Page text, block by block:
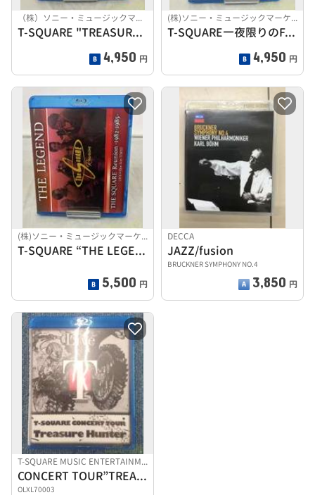
（株）ソニー・ミュージックマーケティング)
T-SQUARE "TREASURE HUNTER"【BLU
4,950 円
(株)ソニー・ミュージックマーケティング)
T-SQUARE一夜限りのFANTASTIC SQUARE
4,950 円
(株)ソニー・ミュージックマーケティング
T-SQUARE “THE LEGEND” 【BLU-RAY
5,500 円
DECCA
JAZZ/fusion
BRUCKNER SYMPHONY NO.4
3,850 円
T-SQUARE MUSIC ENTERTAINMENT
CONCERT TOUR”TREASURE HUNTER”
OLXL70003